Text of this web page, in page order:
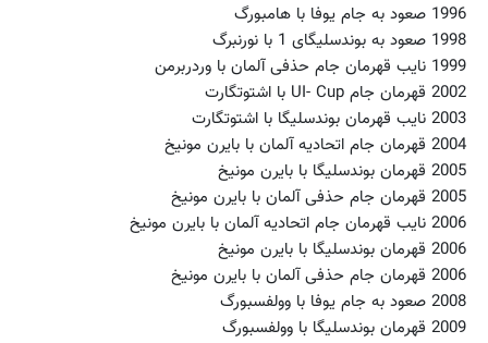
1996 صعود به جام یوفا با هامبورگ
1998 صعود به بوندسلیگای 1 با نورنبرگ
1999 نایب قهرمان جام حذفی آلمان با وردربرمن
2002 قهرمان جام UI- Cup با اشتوتگارت
2003 نایب قهرمان بوندسلیگا با اشتوتگارت
2004 قهرمان جام اتحادیه آلمان با بایرن مونیخ
2005 قهرمان بوندسلیگا با بایرن مونیخ
2005 قهرمان جام حذفی آلمان با بایرن مونیخ
2006 نایب قهرمان جام اتحادیه آلمان با بایرن مونیخ
2006 قهرمان بوندسلیگا با بایرن مونیخ
2006 قهرمان جام حذفی آلمان با بایرن مونیخ
2008 صعود به جام یوفا با وولفسبورگ
2009 قهرمان بوندسلیگا با وولفسبورگ